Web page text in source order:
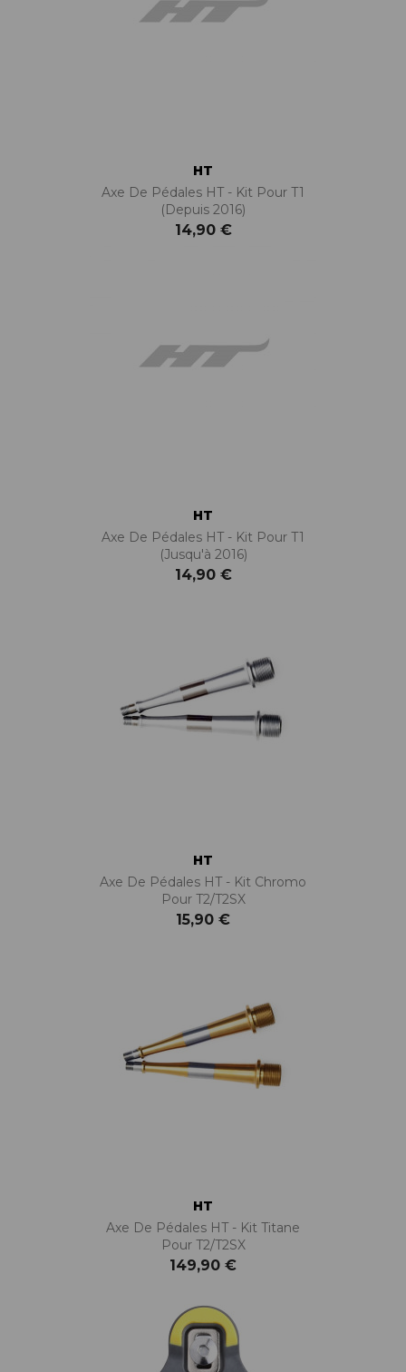
HT
Axe De Pédales HT - Kit Pour T1
(depuis 2016)
14,90 €
HT
Axe De Pédales HT - Kit Pour T1
(jusqu'à 2016)
14,90 €
HT
Axe De Pédales HT - Kit Chromo
Pour T2/T2SX
15,90 €
HT
Axe De Pédales HT - Kit Titane
Pour T2/T2SX
149,90 €